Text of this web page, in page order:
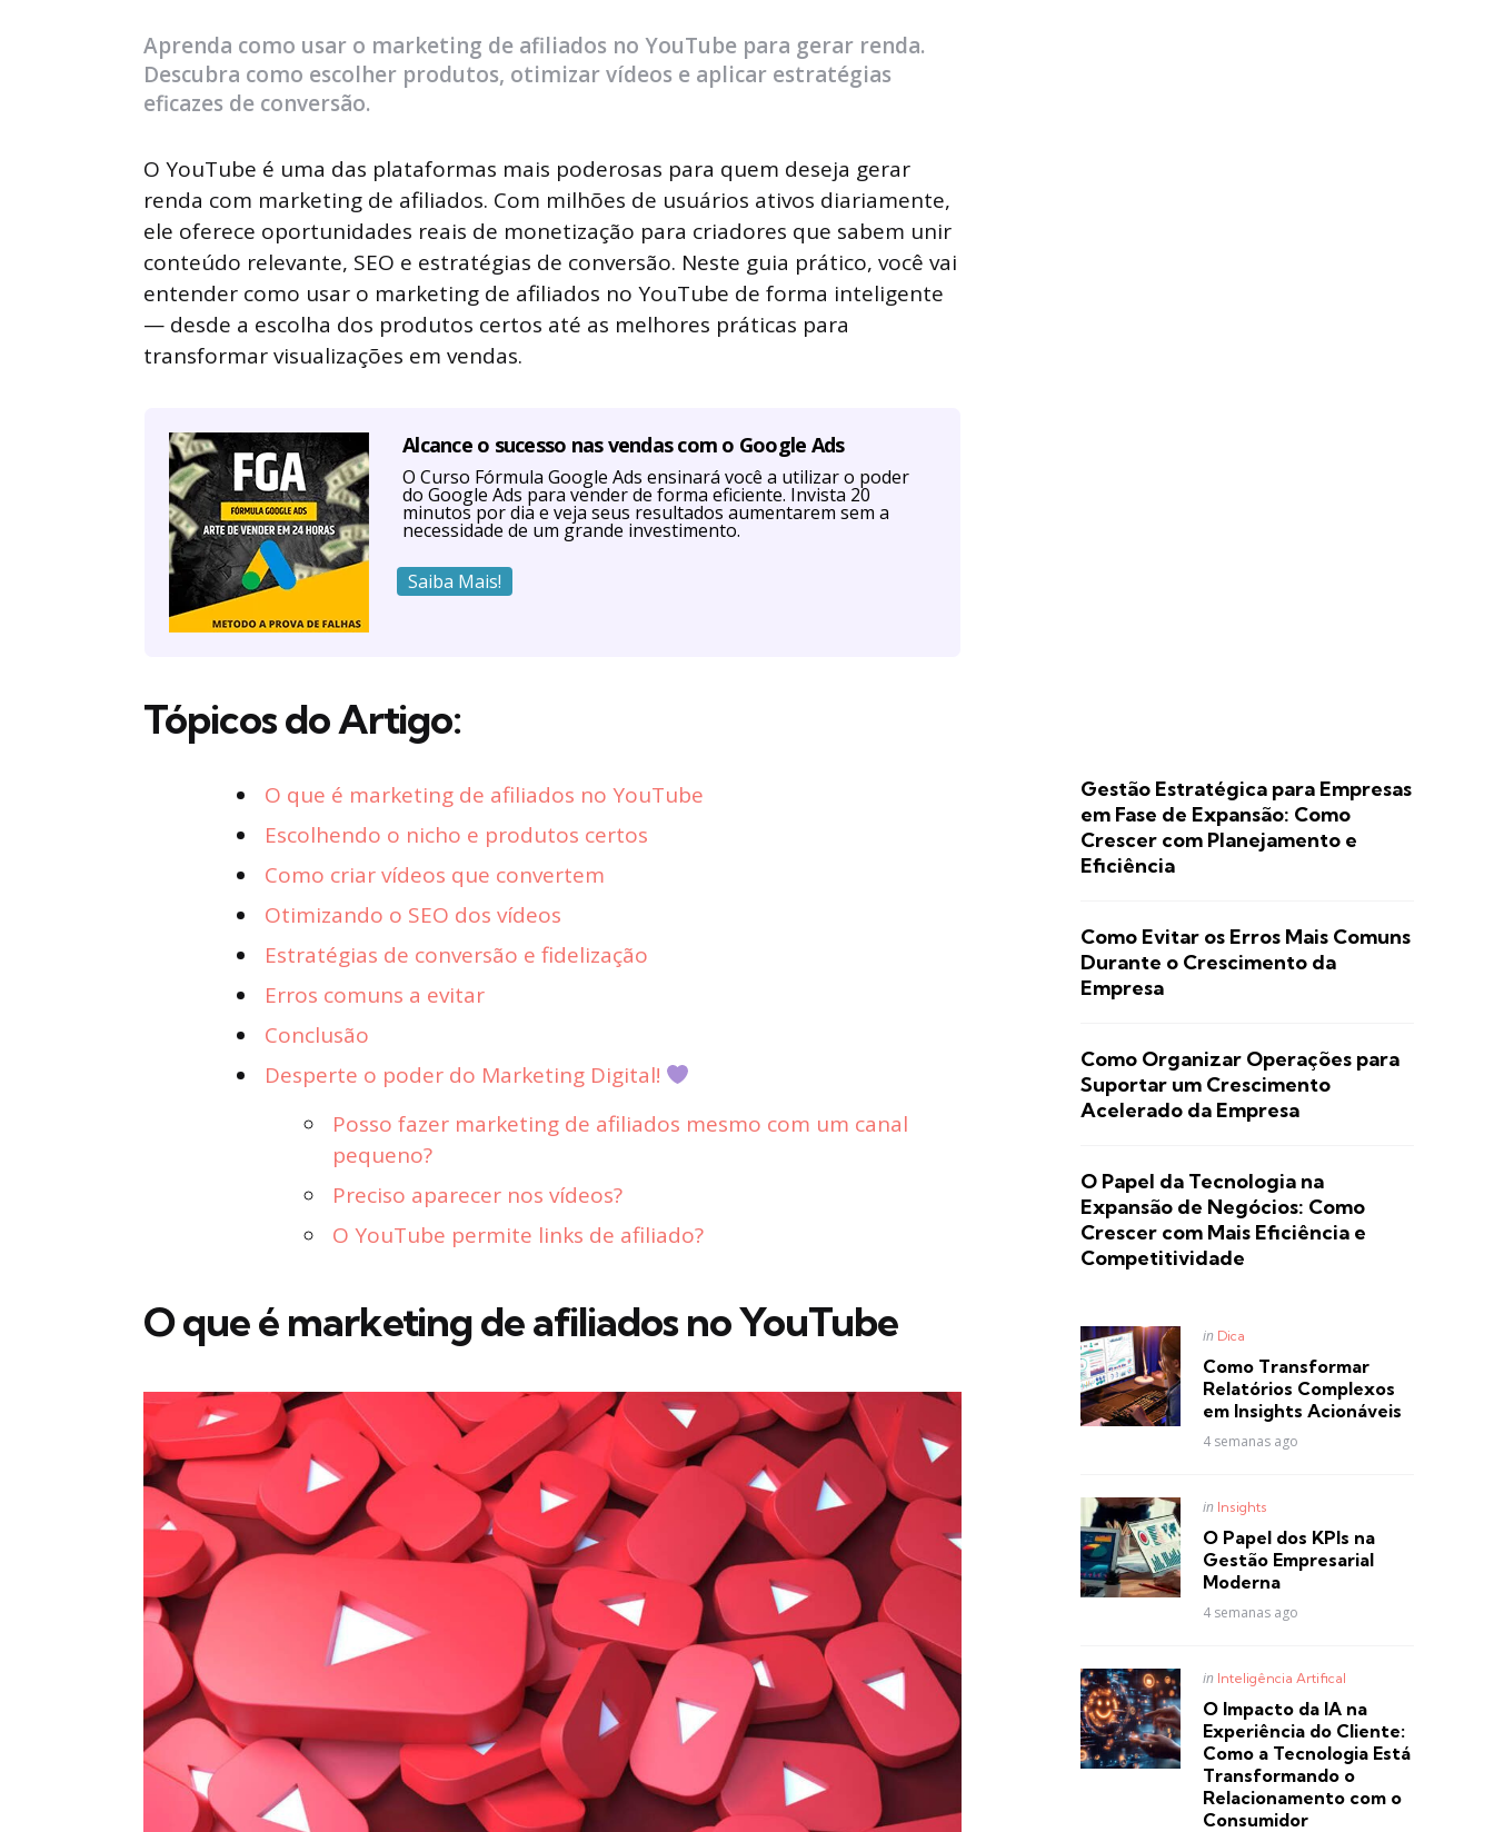
Aprenda como usar o marketing de afiliados no YouTube para gerar renda.
Descubra como escolher produtos, otimizar vídeos e aplicar estratégias
eficazes de conversão.
O YouTube é uma das plataformas mais poderosas para quem deseja gerar
renda com marketing de afiliados. Com milhões de usuários ativos diariamente,
ele oferece oportunidades reais de monetização para criadores que sabem unir
conteúdo relevante, SEO e estratégias de conversão. Neste guia prático, você vai
entender como usar o marketing de afiliados no YouTube de forma inteligente
— desde a escolha dos produtos certos até as melhores práticas para
transformar visualizações em vendas.
Alcance o sucesso nas vendas com o Google Ads
O Curso Fórmula Google Ads ensinará você a utilizar o poder
do Google Ads para vender de forma eficiente. Invista 20
minutos por dia e veja seus resultados aumentarem sem a
necessidade de um grande investimento.
Saiba Mais!
Tópicos do Artigo:
O que é marketing de afiliados no YouTube
Escolhendo o nicho e produtos certos
Como criar vídeos que convertem
Otimizando o SEO dos vídeos
Estratégias de conversão e fidelização
Erros comuns a evitar
Conclusão
Desperte o poder do Marketing Digital!
Posso fazer marketing de afiliados mesmo com um canal
pequeno?
Preciso aparecer nos vídeos?
O YouTube permite links de afiliado?
O que é marketing de afiliados no YouTube
Gestão Estratégica para Empresas
em Fase de Expansão: Como
Crescer com Planejamento e
Eficiência
Como Evitar os Erros Mais Comuns
Durante o Crescimento da
Empresa
Como Organizar Operações para
Suportar um Crescimento
Acelerado da Empresa
O Papel da Tecnologia na
Expansão de Negócios: Como
Crescer com Mais Eficiência e
Competitividade
Posted
in Dica
Como Transformar
Relatórios Complexos
em Insights Acionáveis
4 semanas ago
Posted
in Insights
O Papel dos KPIs na
Gestão Empresarial
Moderna
4 semanas ago
Posted
in Inteligência Artifical
O Impacto da IA na
Experiência do Cliente:
Como a Tecnologia Está
Transformando o
Relacionamento com o
Consumidor